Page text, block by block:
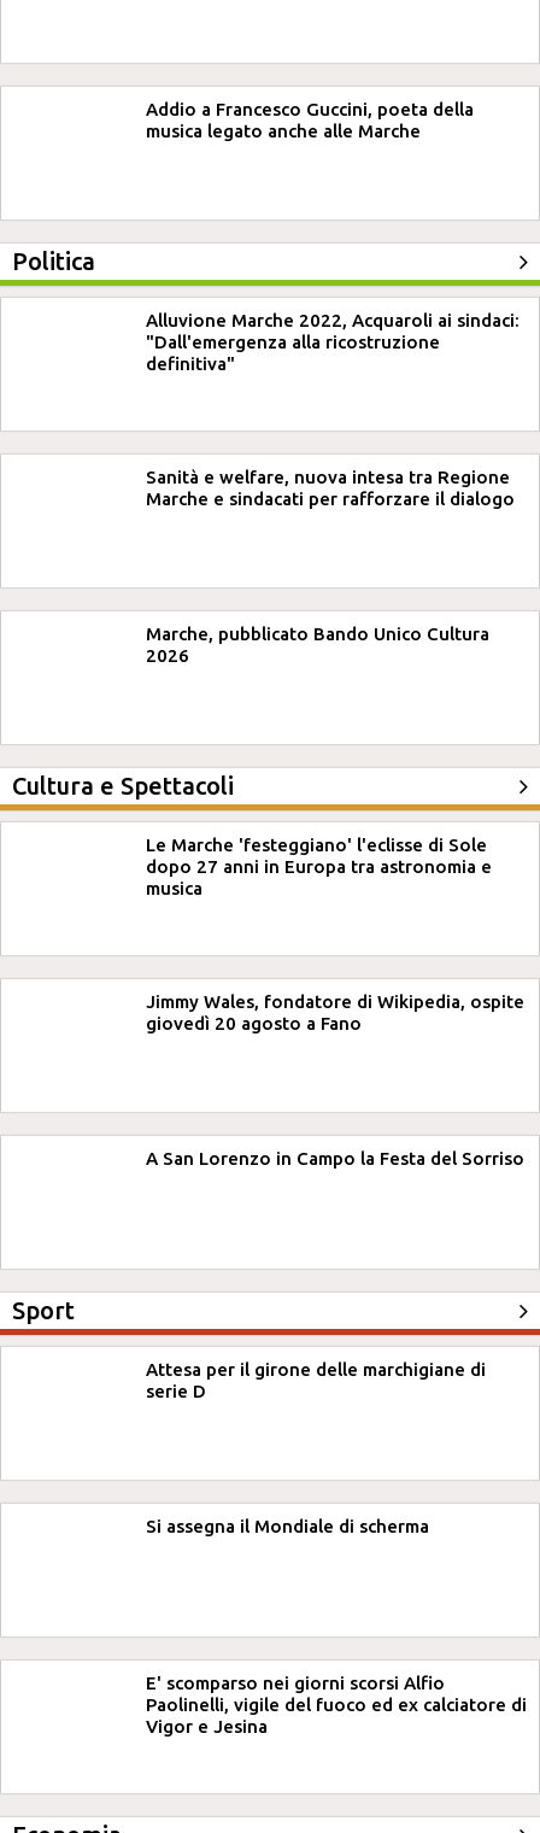
Addio a Francesco Guccini, poeta della
musica legato anche alle Marche
Politica
Alluvione Marche 2022, Acquaroli ai sindaci:
"Dall'emergenza alla ricostruzione
definitiva"
Sanità e welfare, nuova intesa tra Regione
Marche e sindacati per rafforzare il dialogo
Marche, pubblicato Bando Unico Cultura
2026
Cultura e Spettacoli
Le Marche 'festeggiano' l'eclisse di Sole
dopo 27 anni in Europa tra astronomia e
musica
Jimmy Wales, fondatore di Wikipedia, ospite
giovedì 20 agosto a Fano
A San Lorenzo in Campo la Festa del Sorriso
Sport
Attesa per il girone delle marchigiane di
serie D
Si assegna il Mondiale di scherma
E' scomparso nei giorni scorsi Alfio
Paolinelli, vigile del fuoco ed ex calciatore di
Vigor e Jesina